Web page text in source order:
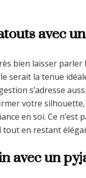
avec
bien laisser
serait la tenue
s’adresse
votre
en soi. Ce
en restant
avec un